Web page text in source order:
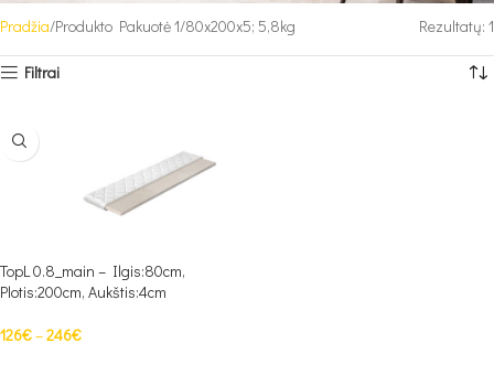
Pradžia Produkto Pakuotė 1 80x200x5; 5,8kg Rezultatų: 1
Filtrai
TopL 0.8_main – Ilgis:80cm,
Plotis:200cm, Aukštis:4cm
126€–246€